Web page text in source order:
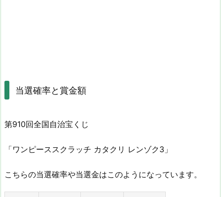
当選確率と賞金額
第910回全国自治宝くじ
「ワンピーススクラッチ カタクリ レンゾク3」
こちらの当選確率や当選金はこのようになっています。